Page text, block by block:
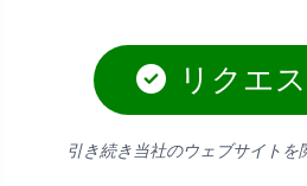
リクエ
引き続き当社のウェブサイトを